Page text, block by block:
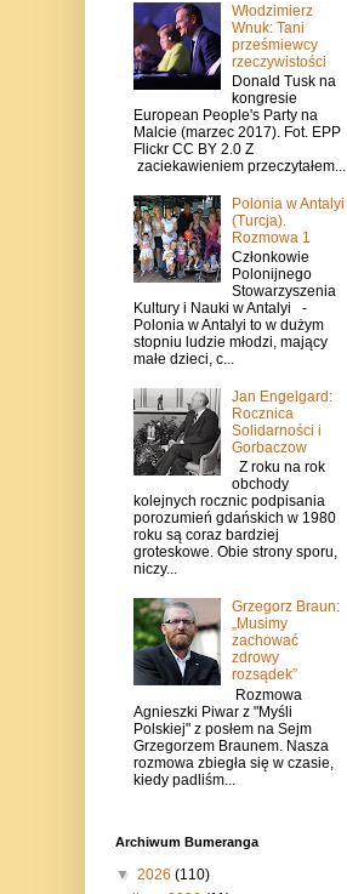
Włodzimierz
Wnuk: Tani
prześmiewcy
rzeczywistości
Donald Tusk na
kongresie
European People's Party na
Malcie (marzec 2017). Fot. EPP
Flickr CC BY 2.0 Z
zaciekawieniem przeczytałem...
Polonia w Antalyi
(Turcja).
Rozmowa 1
Członkowie
Polonijnego
Stowarzyszenia
Kultury i Nauki w Antalyi -
Polonia w Antalyi to w dużym
stopniu ludzie młodzi, mający
małe dzieci, c...
Jan Engelgard:
Rocznica
Solidarności i
Gorbaczow
Z roku na rok
obchody
kolejnych rocznic podpisania
porozumień gdańskich w 1980
roku są coraz bardziej
groteskowe. Obie strony sporu,
niczy...
Grzegorz Braun:
„Musimy
zachować
zdrowy
rozsądek”
Rozmowa
Agnieszki Piwar z "Myśli
Polskiej" z posłem na Sejm
Grzegorzem Braunem. Nasza
rozmowa zbiegła się w czasie,
kiedy padliśm...
Archiwum Bumeranga
▼ 2026 (110)